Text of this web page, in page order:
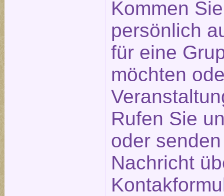
Kommen
persönlich
für eine
möchten
Rufen Sie
oder
Nachricht